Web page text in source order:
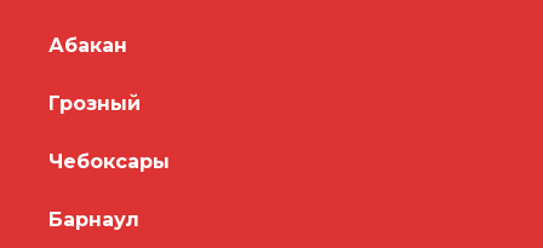
Абакан
Грозный
Чебоксары
Барнаул